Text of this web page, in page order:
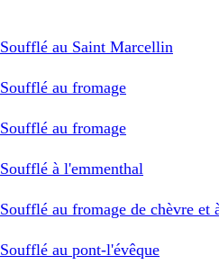
Soufflé au Saint Marcellin
Soufflé au fromage
Soufflé au fromage
Soufflé à l'emmenthal
Soufflé au fromage de chèvre et
Soufflé au pont-l'évêque